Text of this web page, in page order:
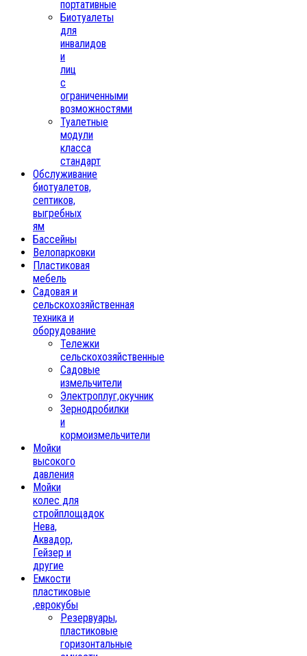
портативные
Биотуалеты
для
инвалидов
и
лиц
с
ограниченными
возможностями
Туалетные
модули
класса
стандарт
Обслуживание
биотуалетов,
септиков,
выгребных
ям
Бассейны
Велопарковки
Пластиковая
мебель
Садовая и
сельскохозяйственная
техника и
оборудование
Тележки
сельскохозяйственные
Садовые
измельчители
Электроплуг,окучник
Зернодробилки
и
кормоизмельчители
Мойки
высокого
давления
Мойки
колес для
стройплощадок
Нева,
Аквадор,
Гейзер и
другие
Емкости
пластиковые
,еврокубы
Резервуары,
пластиковые
горизонтальные